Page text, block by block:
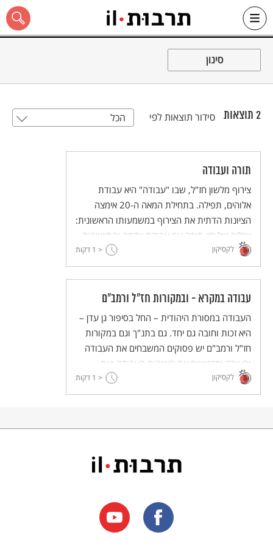
Skip
כל האתר
סינון
2 תוצאות סידור תוצאות לפי הכל
תורה ועבודה
צירוף מלשון חז"ל, שבו "עבודה" היא עבודת
אלוהים, תפילה. בתחילת המאה ה-20 אימצה
הציונות הדתית את הצירוף במשמעותו הראשונית:
שילוב של חיי תורה עם עבודת אדמה והתיישבות.
"תורה ועבודה" הייתה לסיסמת תנועת הנוער "בני
עקיבא" (1929).
לקסיקון < 1 דקות
עבודה במקרא - ובמקורות חז"ל ורמב"ם
העבודה במסורת היהודית – החל בסיפור גן עדן –
היא זכות וחובה גם יחד. גם בתנ"ך וגם במקורות
חז"ל ורמב"ם יש פסוקים המשבחים את העבודה
והעובד ומדגישים את חשיבות העבודה ואת
השילוב הרצוי בין עמל כפיים ללימוד תורה.
לקסיקון < 1 דקות